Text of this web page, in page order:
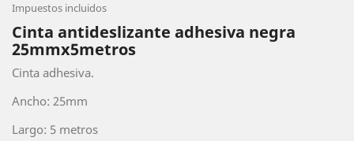
Impuestos incluidos
Cinta antideslizante adhesiva negra
25mmx5metros
Cinta adhesiva.
Ancho: 25mm
Largo: 5 metros